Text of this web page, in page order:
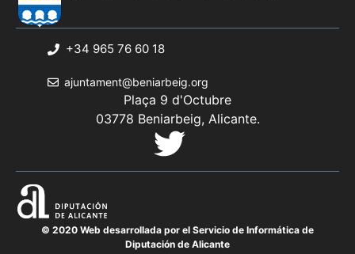
+34 965 76 60 18
ajuntament@beniarbeig.org
Plaça 9 d'Octubre
03778 Beniarbeig, Alicante.
© 2020 Web desarrollada por el Servicio de Informática de
Diputación de Alicante